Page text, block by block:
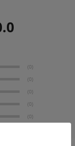
に登録すること
10グループの
替えて操作する
て効率的なカメ
(0)
(0)
(0)
(0)
(0)